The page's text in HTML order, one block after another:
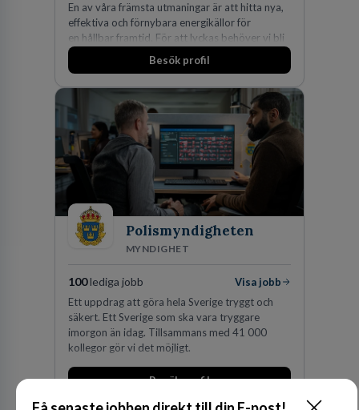
En av våra främsta utmaningar är att hitta nya,
effektiva och förnybara energikällor för
en hållbar framtid. För att lyckas behöver vi bli
fler medarbetare som vill göra skillnad.
Besök profil
Polismyndigheten
MYNDIGHET
100lediga jobb
Visa jobb
Ett uppdrag att göra hela Sverige tryggt och
säkert. Ett Sverige som ska vara tryggare
imorgon än idag. Tillsammans med 41 000
kollegor gör vi det möjligt.
Besök profil